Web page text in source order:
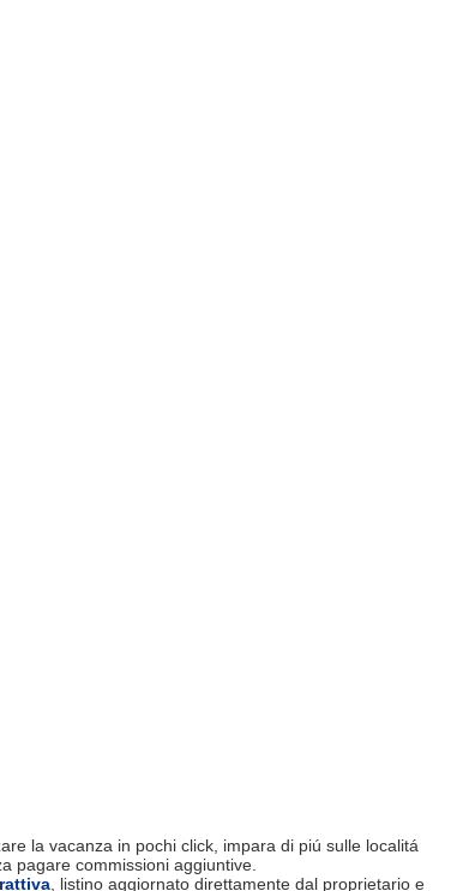
la vacanza in pochi click, impara di piú sulle localitá
pagare commissioni aggiuntive.
, listino aggiornato direttamente dal proprietario e